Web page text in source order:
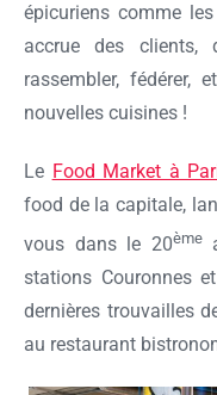
épicuriens comme
accrue des clients,
rassembler, fédérer,
nouvelles cuisines !
Le Food Market à
food de la capitale,
vous dans le 20ème
stations Couronnes
dernières trouvailles
au restaurant